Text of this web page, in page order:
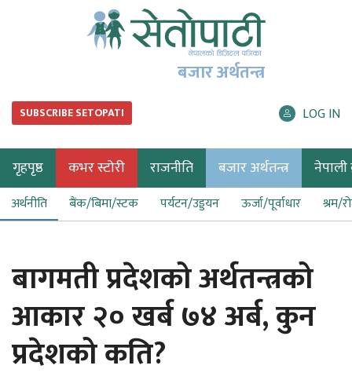
बजार अर्थतन्त्र
SUBSCRIBE SETOPATI LOG IN
गृहपृष्ठ कभर स्टोरी राजनीति बजार अर्थतन्त्र नेपाली
अर्थनीति बैंक/बिमा/स्टक पर्यटन/उड्डयन ऊर्जा/पूर्वाधार श्रम/
बागमती प्रदेशको अर्थतन्त्रको
आकार २० खर्ब ७४ अर्ब, कुन
प्रदेशको कति?